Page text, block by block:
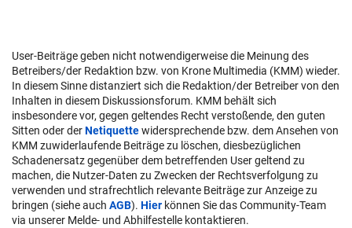
User-Beiträge geben nicht notwendigerweise die Meinung des
Betreibers/der Redaktion bzw. von Krone Multimedia (KMM) wieder.
In diesem Sinne distanziert sich die Redaktion/der Betreiber von den
Inhalten in diesem Diskussionsforum. KMM behält sich
insbesondere vor, gegen geltendes Recht verstoßende, den guten
Sitten oder derNetiquettewidersprechende bzw. dem Ansehen von
KMM zuwiderlaufende Beiträge zu löschen, diesbezüglichen
Schadenersatz gegenüber dem betreffenden User geltend zu
machen, die Nutzer-Daten zu Zwecken der Rechtsverfolgung zu
verwenden und strafrechtlich relevante Beiträge zur Anzeige zu
bringen (siehe auch AGB). Hier können Sie das Community-Team
via unserer Melde- und Abhilfestelle kontaktieren.